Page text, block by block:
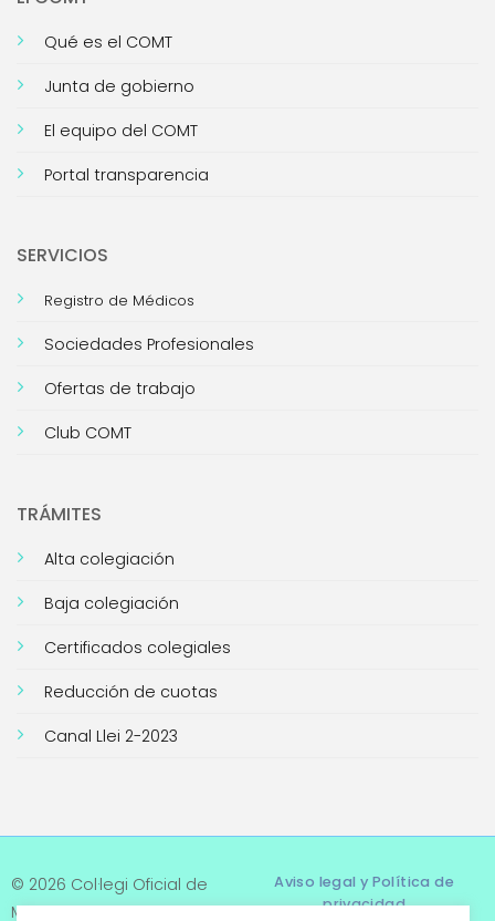
Qué es el COMT
Junta de gobierno
El equipo del COMT
Portal transparencia
SERVICIOS
Registro de Médicos
Sociedades Profesionales
Ofertas de trabajo
Club COMT
TRÁMITES
Alta colegiación
Baja colegiación
Certificados colegiales
Reducción de cuotas
Canal Llei 2-2023
© 2026 Col·legi Oficial de
Metges de Tarragona. Tots
Aviso legal y Política de
privacidad